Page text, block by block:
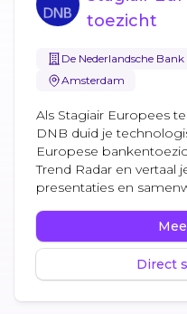
toezicht
De Nederlandsche Bank
Amsterdam
Als Stagiair Europees
DNB duid je
Europese
Trend Radar en vertaal
presentaties en
Direct